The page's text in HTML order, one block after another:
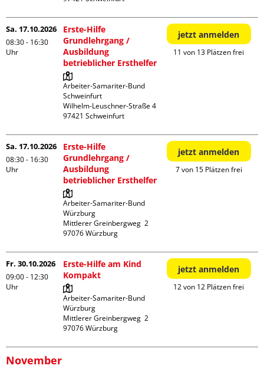
Sa. 17.10.2026
08:30 - 16:30
Uhr
Erste-Hilfe
Grundlehrgang /
Ausbildung
betrieblicher Ersthelfer
Arbeiter-Samariter-Bund
Schweinfurt
Wilhelm-Leuschner-Straße 4
jetzt anmelden
11 von 13 Plätzen frei
Sa. 17.10.2026
08:30 - 16:30
Uhr
Erste-Hilfe
Grundlehrgang /
Ausbildung
betrieblicher Ersthelfer
Arbeiter-Samariter-Bund
Würzburg
Mittlerer Greinbergweg  2
jetzt anmelden
7 von 15 Plätzen frei
Fr. 30.10.2026
09:00 - 12:30
Uhr
Erste-Hilfe am Kind
Kompakt
Arbeiter-Samariter-Bund
Würzburg
Mittlerer Greinbergweg  2
jetzt anmelden
12 von 12 Plätzen frei
November